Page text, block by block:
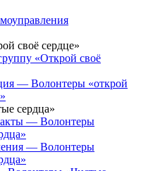
своё сердце»
«Открой своё
— Волонтеры «открой
сердца»
— Волонтеры
— Волонтеры